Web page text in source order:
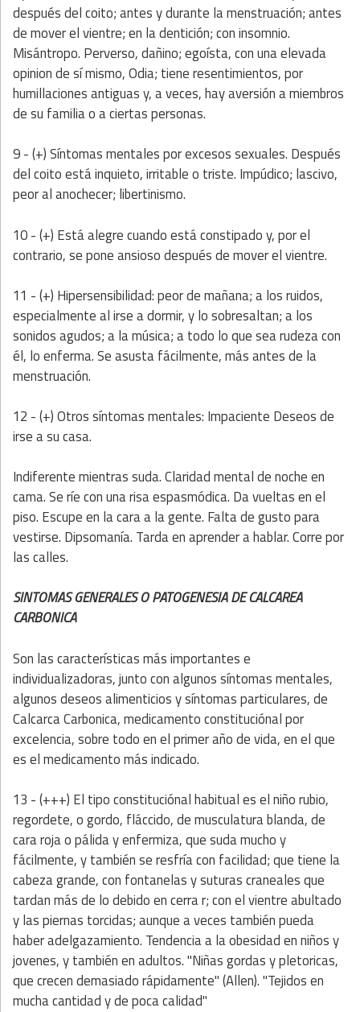
después del coito; antes y durante la menstruación; antes
de mover el vientre; en la dentición; con insomnio.
Misántropo. Perverso, dañino; egoísta, con una elevada
opinion de sí mismo, Odia; tiene resentimientos, por
humillaciones antiguas y, a veces, hay aversión a miembros
de su familia o a ciertas personas.
9 - (+) Síntomas mentales por excesos sexuales. Después
del coito está inquieto, irritable o triste. Impúdico; lascivo,
peor al anochecer; libertinismo.
10 - (+) Está alegre cuando está constipado y, por el
contrario, se pone ansioso después de mover el vientre.
11 - (+) Hipersensibilidad: peor de mañana; a los ruidos,
especialmente al irse a dormir, y lo sobresaltan; a los
sonidos agudos; a la música; a todo lo que sea rudeza con
él, lo enferma. Se asusta fácilmente, más antes de la
menstruación.
12 - (+) Otros síntomas mentales: Impaciente Deseos de
irse a su casa.
Indiferente mientras suda. Claridad mental de noche en
cama. Se ríe con una risa espasmódica. Da vueltas en el
piso. Escupe en la cara a la gente. Falta de gusto para
vestirse. Dipsomanía. Tarda en aprender a hablar. Corre por
las calles.
SINTOMAS GENERALES O PATOGENESIA DE CALCAREA
CARBONICA
Son las características más importantes e
individualizadoras, junto con algunos síntomas mentales,
algunos deseos alimenticios y síntomas particulares, de
Calcarca Carbonica, medicamento constituciónal por
excelencia, sobre todo en el primer año de vida, en el que
es el medicamento más indicado.
13 - (+++) El tipo constituciónal habitual es elniño rubio,
regordete, o gordo, fláccido, de musculatura blanda, de
cara roja o pálida y enfermiza, que suda mucho y
fácilmente, y también se resfría con facilidad; que tiene la
cabeza grande, con fontanelas y suturas craneales que
tardan más de lo debido en cerra r; con el vientre abultado
y las piernas torcidas; aunque a veces también pueda
haber adelgazamiento. Tendencia a la obesidad en niños y
jovenes, y también en adultos. "Niñas gordas y pletoricas,
que crecen demasiado rápidamente" (Allen). "Tejidos en
mucha cantidad y de poca calidad"